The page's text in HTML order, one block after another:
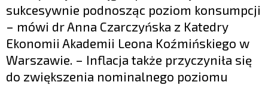
sukcesywnie podnosząc poziom konsumpcji
– mówi dr Anna Czarczyńska z Katedry
Ekonomii Akademii Leona Koźmińskiego w
Warszawie. – Inflacja także przyczyniła się
do zwiększenia nominalnego poziomu